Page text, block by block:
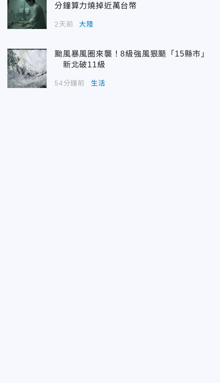
分鐘算力燒掉近萬台幣
2天前 大陸
颱風暴風圈來襲！8級強風狠颳「15縣市」
新北破11級
54分鐘前 生活